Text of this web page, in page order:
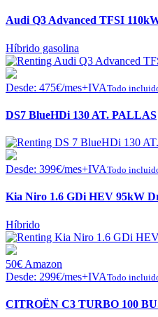
Audi Q3 Advanced TFSI
Híbrido gasolina
Desde: 475€/mes+IVATodo
DS7 BlueHDi 130 AT. PALLAS
Desde: 399€/mes+IVATodo
Kia Niro 1.6 GDi HEV 95kW
Híbrido
50€ Amazon
Desde: 299€/mes+IVATodo
CITROËN C3 TURBO 100